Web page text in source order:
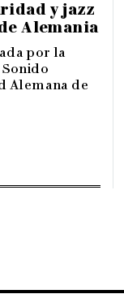
y jazz
Alemania
por la
Alemana de